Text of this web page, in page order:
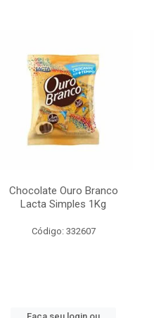
Chocolate Ouro Branco
Lacta Simples 1Kg
Código: 332607